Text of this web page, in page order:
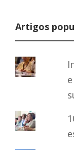
Artigos